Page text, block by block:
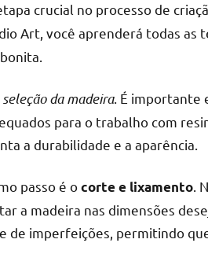
para
criar
resinada
de
alta
como
as
crucial no processo de
Art, você aprenderá todas as
seleção da madeira. É importante
para o trabalho com
a durabilidade e a aparência.
passo é ocorte e lixamento.
a madeira nas dimensões
de imperfeições, permitindo